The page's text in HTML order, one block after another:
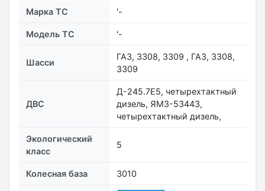
Марка ТС '-
Модель ТС '-
Шасси
ГАЗ, 3308, 3309 , ГАЗ, 3308,
3309
ДВС
Д-245.7Е5, четырехтактный
дизель, ЯМЗ-53443,
четырехтактный дизель,
Экологический
класс
5
Колесная база 3010